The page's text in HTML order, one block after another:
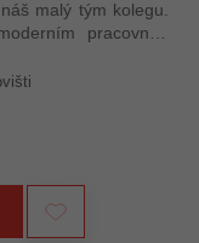
malý tým kolegu.
pracovním